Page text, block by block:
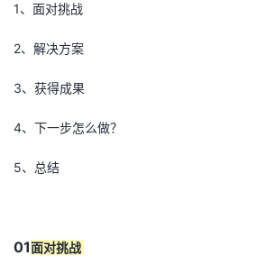
开
学
的
Programs
我
持
1、面对挑战
2、解决方案
3、获得成果
4、下一步怎么做？
5、总结
01面对挑战